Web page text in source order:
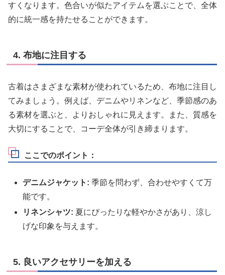
すくなります。色合いが似たアイテムを選ぶことで、全体
的に統一感を持たせることができます。
4. 布地に注目する
古着はさまざまな素材が使われているため、布地に注目し
てみましょう。例えば、デニムやリネンなど、季節感のあ
る素材を選ぶと、よりおしゃれに見えます。また、質感を
大切にすることで、コーデ全体が引き締まります。
ここでのポイント：
デニムジャケット: 季節を問わず、合わせやすくて万
能です。
リネンシャツ: 夏にぴったりな軽やかさがあり、涼し
げな印象を与えます。
5. 良いアクセサリーを加える